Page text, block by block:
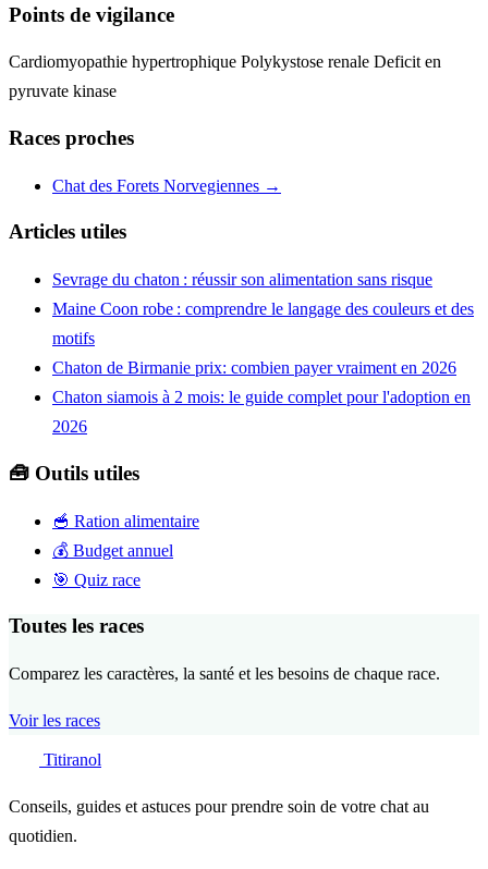
Points de vigilance
Cardiomyopathie hypertrophique Polykystose renale Deficit en
pyruvate kinase
Races proches
Chat des Forets Norvegiennes →
Articles utiles
Sevrage du chaton : réussir son alimentation sans risque
Maine Coon robe : comprendre le langage des couleurs et des
motifs
Chaton de Birmanie prix: combien payer vraiment en 2026
Chaton siamois à 2 mois: le guide complet pour l'adoption en
2026
🧰 Outils utiles
🥣 Ration alimentaire
💰 Budget annuel
🎯 Quiz race
Toutes les races
Comparez les caractères, la santé et les besoins de chaque race.
Voir les races
Titiranol
Conseils, guides et astuces pour prendre soin de votre chat au
quotidien.